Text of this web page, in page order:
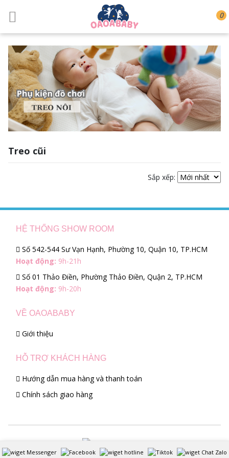
0
Treo cũi
Sắp xếp:
HỆ THỐNG SHOW ROOM
Số 542-544 Sư Vạn Hạnh, Phường 10, Quận 10, TP.HCM
Hoạt động: 9h-21h
Số 01 Thảo Điền, Phường Thảo Điền, Quận 2, TP.HCM
Hoạt động: 9h-20h
VỀ OAOABABY
Giới thiệu
HỖ TRỢ KHÁCH HÀNG
Hướng dẫn mua hàng và thanh toán
Chính sách giao hàng